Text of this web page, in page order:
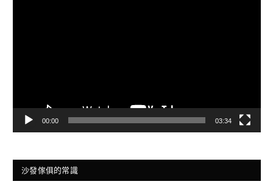
00:00 03:34
沙發傢俱的常識